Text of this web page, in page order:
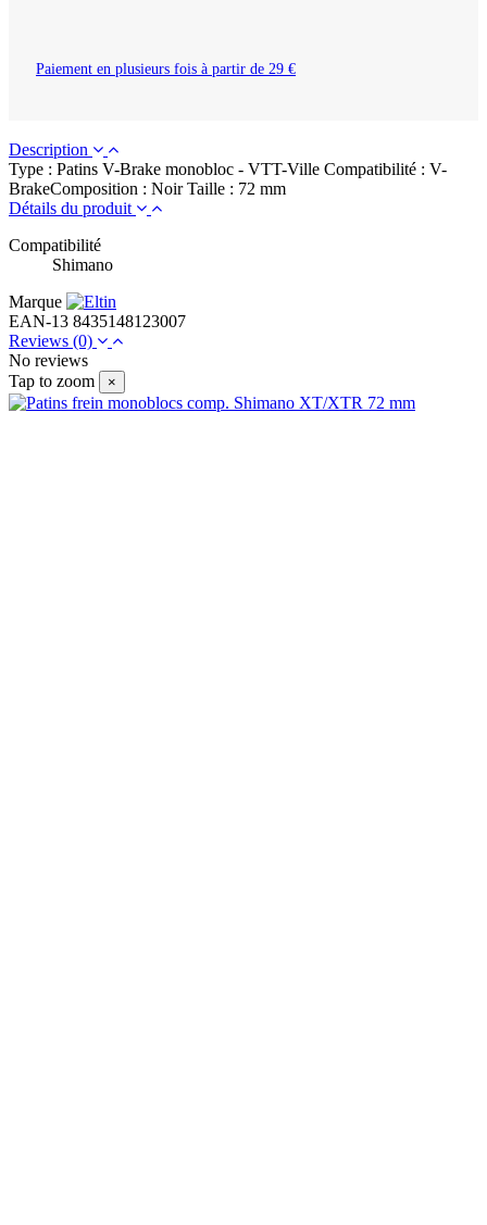
Paiement en plusieurs fois à partir de 29 €
Description
Type : Patins V-Brake monobloc - VTT-Ville Compatibilité : V-
BrakeComposition : Noir Taille : 72 mm
Détails du produit
Compatibilité
Shimano
Marque
EAN-13 8435148123007
Reviews (0)
No reviews
Tap to zoom
×